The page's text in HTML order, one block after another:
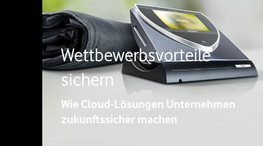
Wettbewerbsvorteile
sichern
Wie Cloud-Lösungen Unternehmen
zukunftssicher machen